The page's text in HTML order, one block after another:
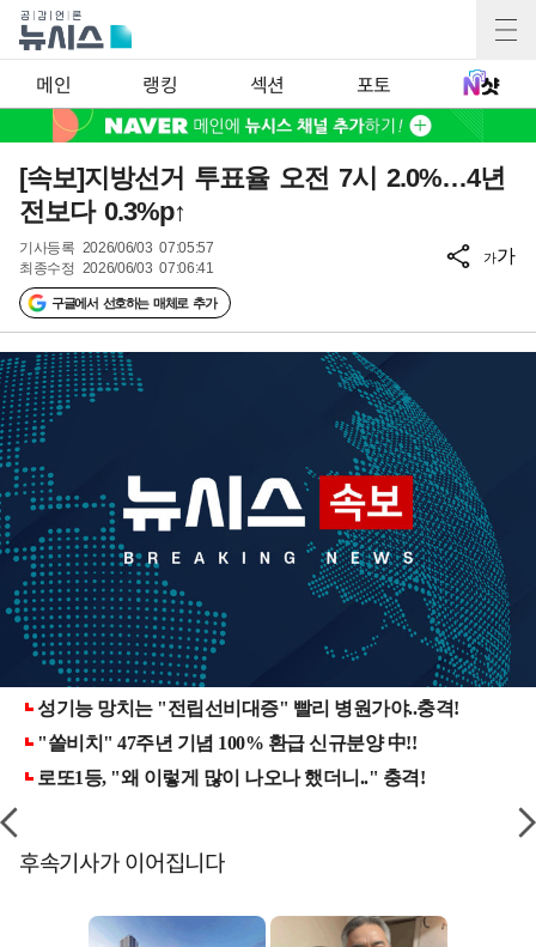
메인 랭킹 섹션 포토
[속보]지방선거 투표율 오전 7시 2.0%…4년
전보다 0.3%p↑
기사등록 2026/06/03 07:05:57
최종수정 2026/06/03 07:06:41
구글에서 선호하는 매체로 추가
가가
후속기사가 이어집니다